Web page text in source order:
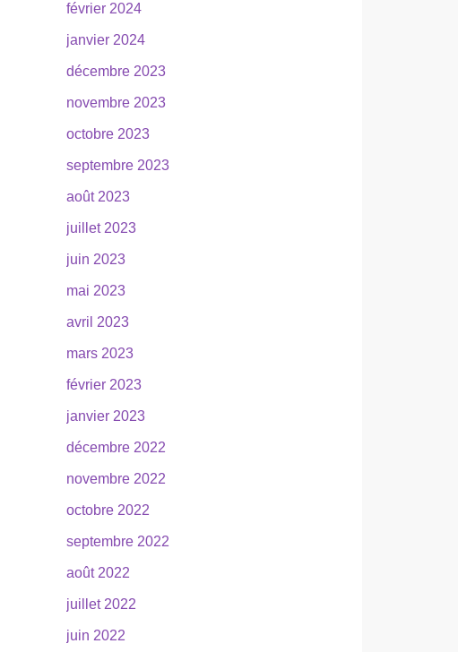
février 2024
janvier 2024
décembre 2023
novembre 2023
octobre 2023
septembre 2023
août 2023
juillet 2023
juin 2023
mai 2023
avril 2023
mars 2023
février 2023
janvier 2023
décembre 2022
novembre 2022
octobre 2022
septembre 2022
août 2022
juillet 2022
juin 2022